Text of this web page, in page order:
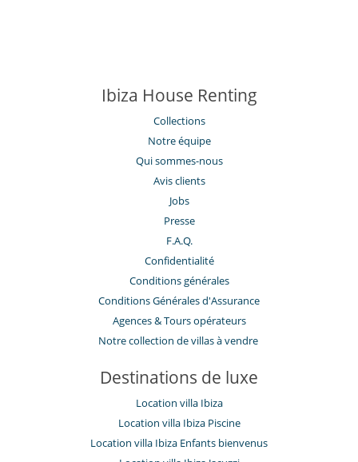
Ibiza House Renting
Collections
Notre équipe
Qui sommes-nous
Avis clients
Jobs
Presse
F.A.Q.
Confidentialité
Conditions générales
Conditions Générales d'Assurance
​Agences & Tours opérateurs
Notre collection de villas à vendre
Destinations de luxe
Location villa Ibiza
Location villa Ibiza Piscine
Location villa Ibiza Enfants bienvenus